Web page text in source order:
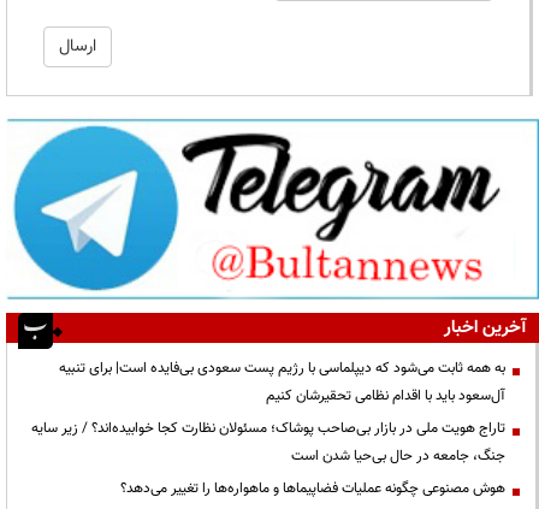
آخرین اخبار
به همه ثابت می‌شود که دیپلماسی با رژیم پست سعودی بی‌فایده است| برای تنبیه
آل‌سعود باید با اقدام نظامی تحقیرشان کنیم
تاراج هویت ملی در بازار بی‌صاحب پوشاک؛ مسئولان نظارت کجا خوابیده‌اند؟ / زیر سایه
جنگ، جامعه در حال بی‌حیا شدن است
هوش مصنوعی چگونه عملیات فضاپیماها و ماهواره‌ها را تغییر می‌دهد؟